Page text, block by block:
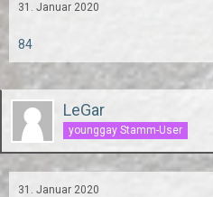
31. Januar 2020
84
LeGar
younggay Stamm-User
31. Januar 2020